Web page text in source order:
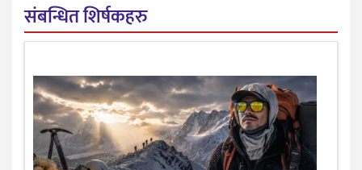
संबन्धित शिर्षकहरु